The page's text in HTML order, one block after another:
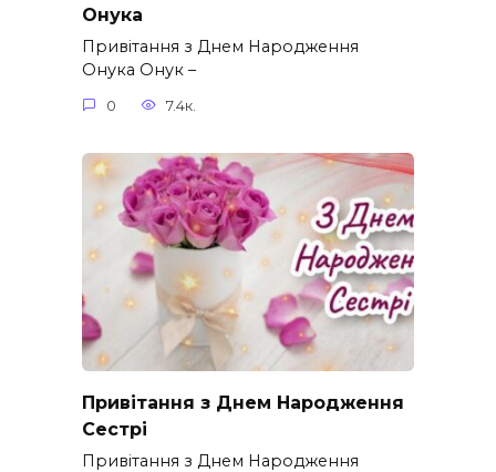
Онука
Привітання з Днем Народження
Онука Онук –
0 7.4к.
Привітання з Днем Народження
Сестрі
Привітання з Днем Народження